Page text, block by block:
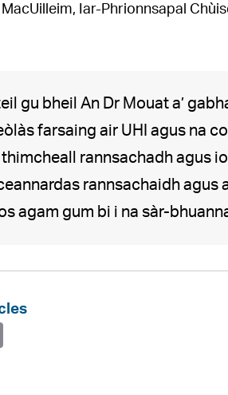
Iar-Phrionnsapal
gu bheil An Dr Mouat a’
eòlàs farsaing air UHI agus na
thimcheall rannsachadh agus
rannsachaidh agus
agam gum bi i na sàr-